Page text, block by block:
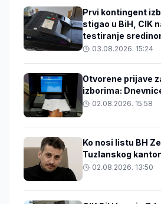
Prvi kontingent
stigao u BiH, CIK
testiranje
03.08.2026. 15:24
Otvorene prijave
izborima:
02.08.2026. 15:58
Ko nosi listu BH
Tuzlanskog
02.08.2026. 13:50